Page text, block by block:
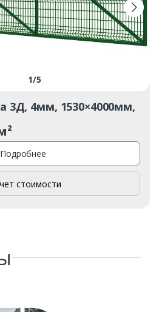
1/5
3Д, 4мм, 1530×4000мм,
Подробнее
стоимости